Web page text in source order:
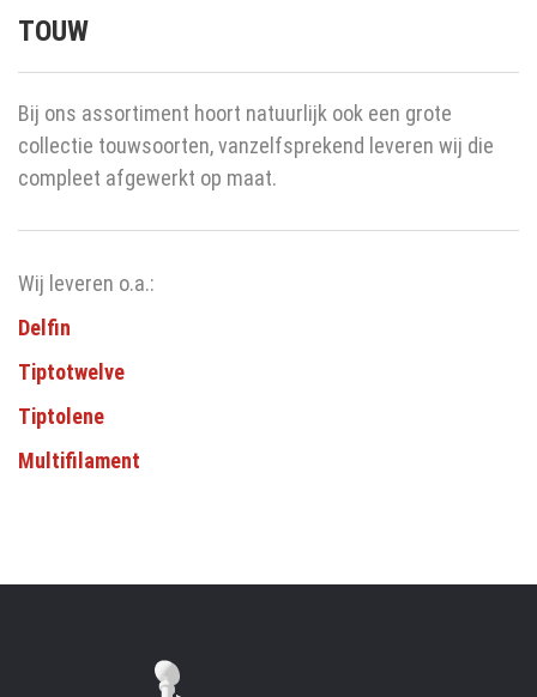
TOUW
Bij ons assortiment hoort natuurlijk ook een grote
collectie touwsoorten, vanzelfsprekend leveren wij die
compleet afgewerkt op maat.
Wij leveren o.a.:
Delfin
Tiptotwelve
Tiptolene
Multifilament